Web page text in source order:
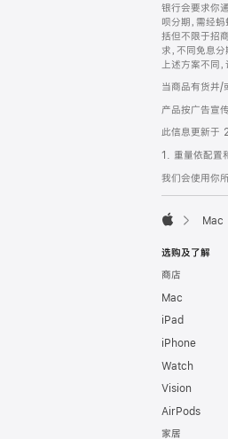
银行会要求你
呗分期，需经
括但不限于招
求，不同免息
上述方案不同
当商品有货并/
产品按广告宣
此信息更新于
1. 重量依配置
我们会使用你
Mac
选购及了解
商店
Mac
iPad
iPhone
Watch
Vision
AirPods
家居